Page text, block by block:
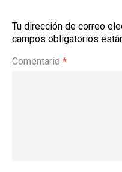
Tu dirección de correo
campos obligatorios
Comentario *